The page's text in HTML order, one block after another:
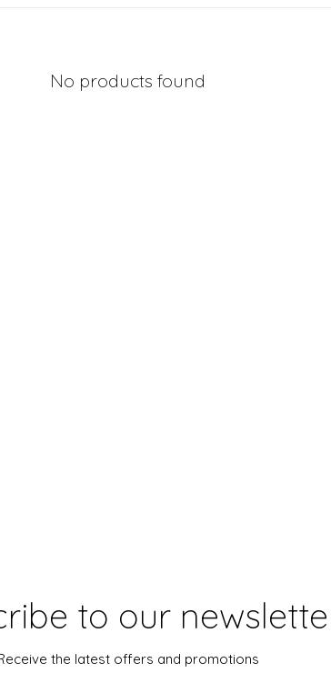
No products found
to our
the latest offers and promotions